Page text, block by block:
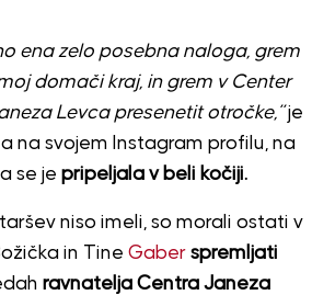
ena zelo posebna naloga, grem
domači kraj, in grem v Center
Levca presenetit otročke,”je
na svojem Instagram profilu, na
se je pripeljala v beli kočiji.
niso imeli, so morali ostati v
in Tine Gaber spremljati
ravnatelja Centra Janeza